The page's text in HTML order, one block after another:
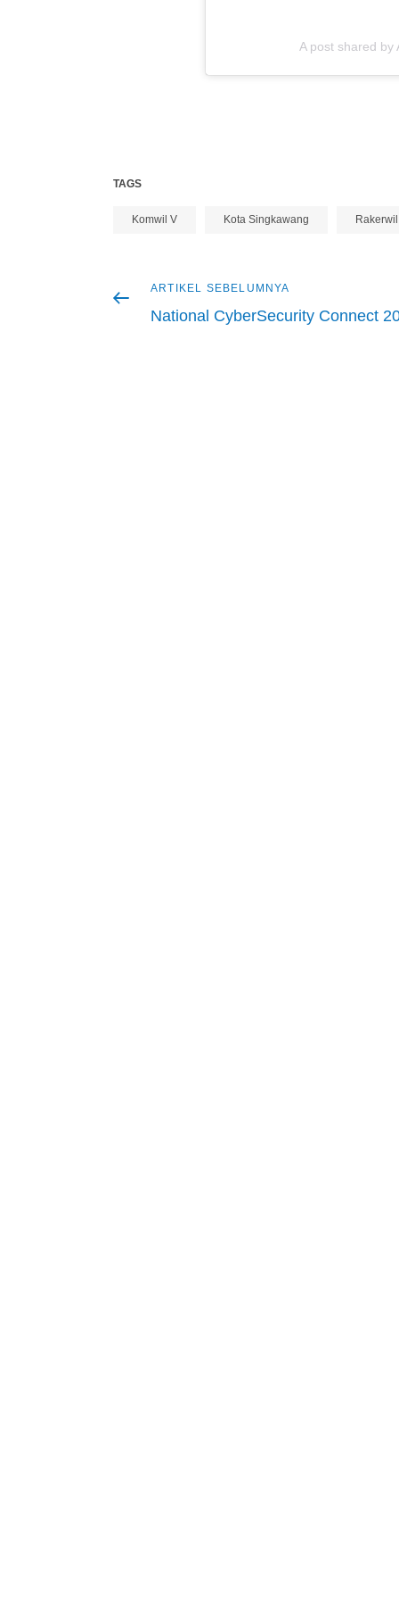
A post shared by
TAGS
Komwil V Kota Singkawang Rakerwil
Navigasi
pos
Artikel
sebelumnya
ARTIKEL SEBELUMNYA
National CyberSecurity Connect